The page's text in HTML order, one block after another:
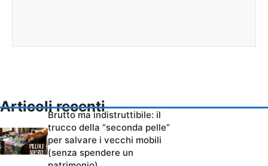
Articoli recenti
Brutto ma indistruttibile: il
trucco della “seconda pelle”
per salvare i vecchi mobili
(senza spendere un